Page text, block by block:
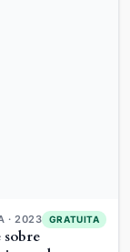
· 2023 GRATUITA